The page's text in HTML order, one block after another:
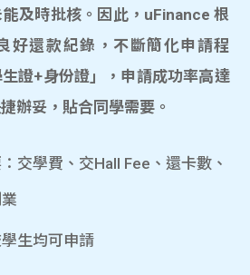
及時批核。因此，uFinance 根
好還款紀錄，不斷簡化申請程
證+身份證」，申請成功率高達
辦妥，貼合同學需要。
交學費、交Hall Fee、還卡數、
生均可申請